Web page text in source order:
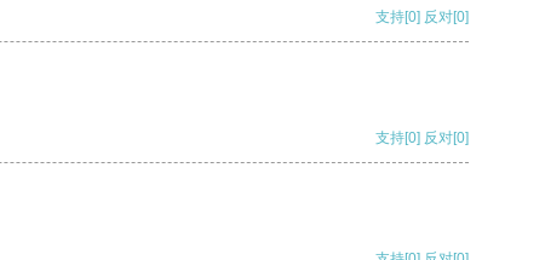
支持[0] 反对[0]
支持[0] 反对[0]